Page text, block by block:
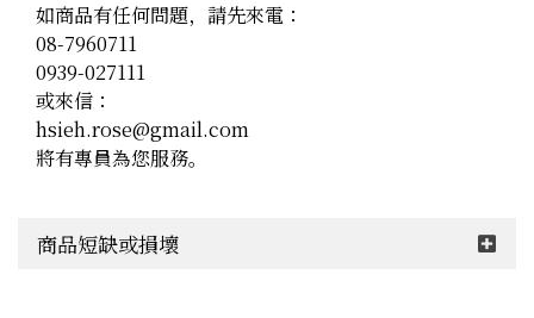
如商品有任何問題，請先來電：
08-7960711
0939-027111
或來信：
hsieh.rose@gmail.com
將有專員為您服務。
商品短缺或損壞